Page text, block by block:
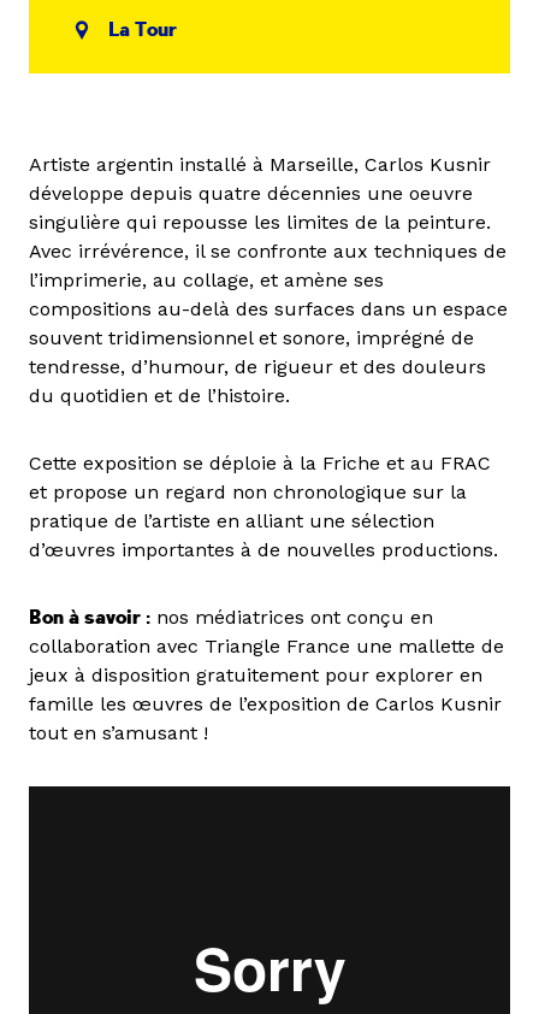
La Tour
Artiste argentin installé à Marseille, Carlos Kusnir
développe depuis quatre décennies une oeuvre
singulière qui repousse les limites de la peinture.
Avec irrévérence, il se confronte aux techniques de
l’imprimerie, au collage, et amène ses
compositions au-delà des surfaces dans un espace
souvent tridimensionnel et sonore, imprégné de
tendresse, d’humour, de rigueur et des douleurs
du quotidien et de l’histoire.
Cette exposition se déploie à la Friche et au FRAC
et propose un regard non chronologique sur la
pratique de l’artiste en alliant une sélection
d’œuvres importantes à de nouvelles productions.
Bon à savoir : nos médiatrices ont conçu en
collaboration avec Triangle France une mallette de
jeux à disposition gratuitement pour explorer en
famille les œuvres de l’exposition de Carlos Kusnir
tout en s’amusant !